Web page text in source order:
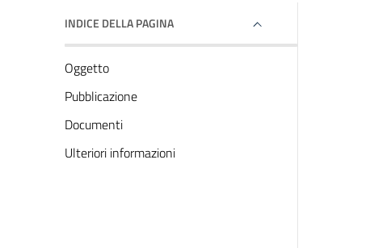
INDICE DELLA PAGINA
Oggetto
Pubblicazione
Documenti
Ulteriori informazioni